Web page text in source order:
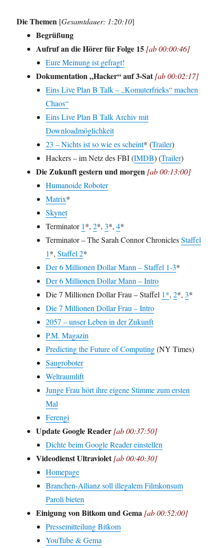
Die Themen [Gesamtdauer: 1:20:10]
Begrüßung
Aufruf an die Hörer für Folge 15 [ab 00:00:46]
Eure Meinung ist gefragt!
Dokumentation „Hacker“ auf 3-Sat[ab 00:02:17]
Eins Live Plan B Talk – „Komuterfrieks“ machen
Chaos“
Eins Live Plan B Talk Archiv mit
Downloadmöglichkeit
23 – Nichts ist so wie es scheint* (Trailer)
Hackers – im Netz des FBI (IMDB) (Trailer)
Die Zukunft gestern und morgen [ab 00:13:00]
Humanoide Roboter
Matrix*
Skynet
Terminator 1*,2*,3*,4*
Terminator – The Sarah Connor ChroniclesStaffel
1*,Staffel 2*
Der 6 Millionen Dollar Mann – Staffel 1-3*
Der 6 Millionen Dollar Mann – Intro
Die 7 Millionen Dollar Frau – Staffel 1*,2*,3*
Die 7 Millionen Dollar Frau – Intro
2057 – unser Leben in der Zukunft
P.M. Magazin
Predicting the Future of Computing(NY Times)
Saugroboter
Weltraumlift
Junge Frau hört ihre eigene Stimme zum ersten
Mal
Ferengi
Update Google Reader [ab 00:37:50]
Dichte beim Google Reader einstellen
Videodienst Ultraviolet[ab 00:40:30]
Homepage
Branchen-Allianz soll illegalem Filmkonsum
Paroli bieten
Einigung von Bitkom und Gema [ab 00:52:00]
Pressemitteilung Bitkom
YouTube & Gema